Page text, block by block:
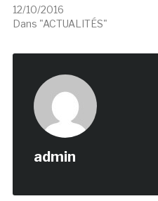
12/10/2016
Dans "ACTUALITÉS"
admin